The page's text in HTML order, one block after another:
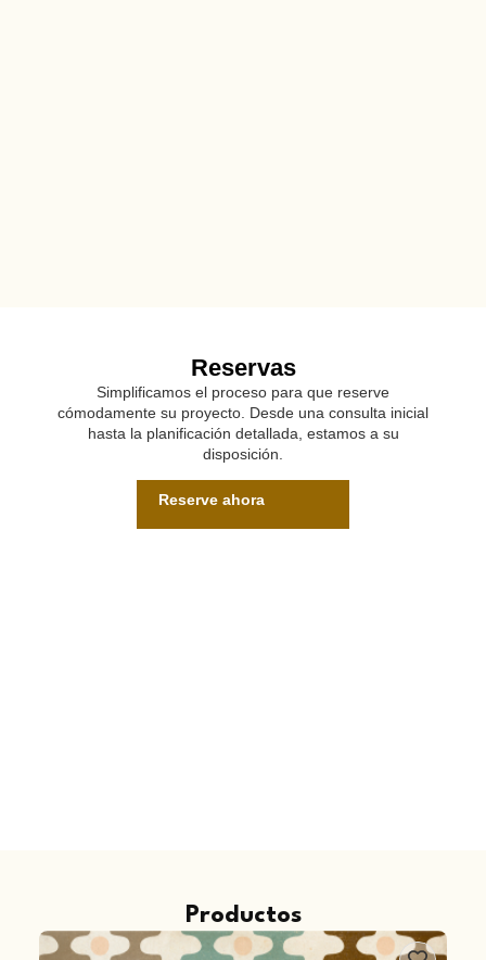
Reservas
Simplificamos el proceso para que reserve
cómodamente su proyecto. Desde una consulta inicial
hasta la planificación detallada, estamos a su
disposición.
Reserve ahora
Productos